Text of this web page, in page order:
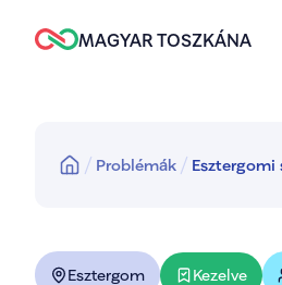
MAGYAR TOSZKÁNA
Problémák Esztergomi
Esztergom Kezelve